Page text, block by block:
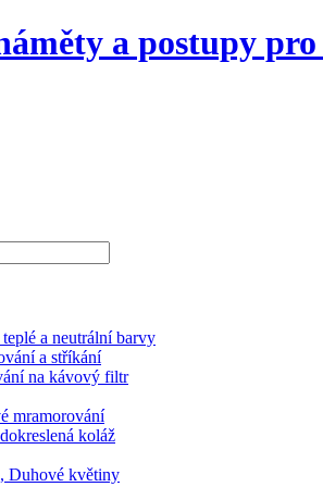
a postupy
a neutrální barvy
a stříkání
na kávový filtr
mramorování
koláž
Duhové květiny